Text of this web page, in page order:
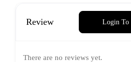
Review Login To
There are no reviews yet.